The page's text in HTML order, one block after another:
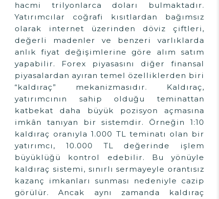
hacmi trilyonlarca doları bulmaktadır.
Yatırımcılar coğrafi kısıtlardan bağımsız
olarak internet üzerinden döviz çiftleri,
değerli madenler ve benzeri varlıklarda
anlık fiyat değişimlerine göre alım satım
yapabilir. Forex piyasasını diğer finansal
piyasalardan ayıran temel özelliklerden biri
“kaldıraç” mekanizmasıdır. Kaldıraç,
yatırımcının sahip olduğu teminattan
katbekat daha büyük pozisyon açmasına
imkân tanıyan bir sistemdir. Örneğin 1:10
kaldıraç oranıyla 1.000 TL teminatı olan bir
yatırımcı, 10.000 TL değerinde işlem
büyüklüğü kontrol edebilir. Bu yönüyle
kaldıraç sistemi, sınırlı sermayeyle orantısız
kazanç imkanları sunması nedeniyle cazip
görülür. Ancak aynı zamanda kaldıraç